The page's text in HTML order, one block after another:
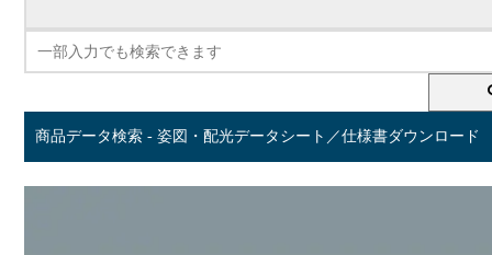
商品データ検索 - 姿図・配光データシート／仕様書ダウンロード